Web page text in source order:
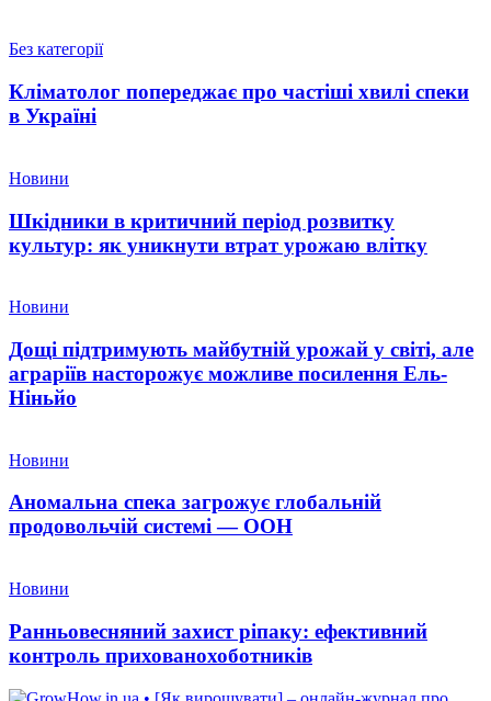
Без категорії
Кліматолог попереджає про частіші хвилі спеки
в Україні
Новини
Шкідники в критичний період розвитку
культур: як уникнути втрат урожаю влітку
Новини
Дощі підтримують майбутній урожай у світі, але
аграріїв насторожує можливе посилення Ель-
Ніньйо
Новини
Аномальна спека загрожує глобальній
продовольчій системі — ООН
Новини
Ранньовесняний захист ріпаку: ефективний
контроль прихованохоботників